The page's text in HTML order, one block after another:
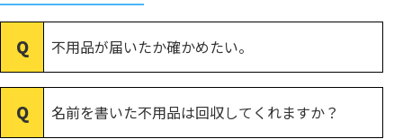
不用品が届いたか確かめたい。
名前を書いた不用品は回収してくれますか？